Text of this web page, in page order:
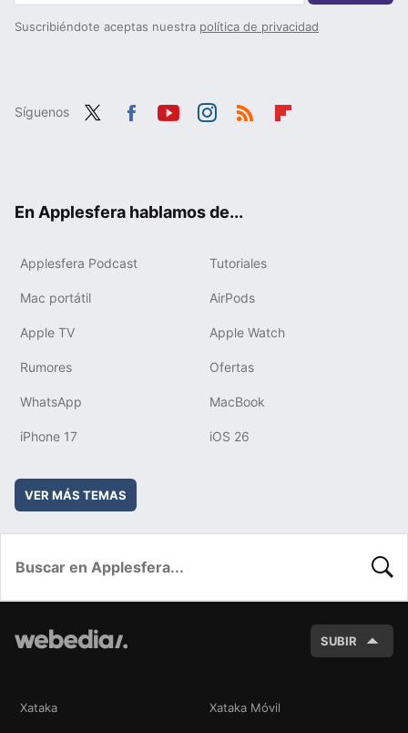
Suscribiéndote aceptas nuestra política de privacidad
Síguenos
En Applesfera hablamos de...
Applesfera Podcast Tutoriales
Mac portátil AirPods
Apple TV Apple Watch
Rumores Ofertas
WhatsApp MacBook
iPhone 17 iOS 26
VER MÁS TEMAS
SUBIR
Xataka Xataka Móvil